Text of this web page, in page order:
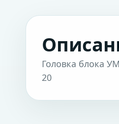
Головка блока
20